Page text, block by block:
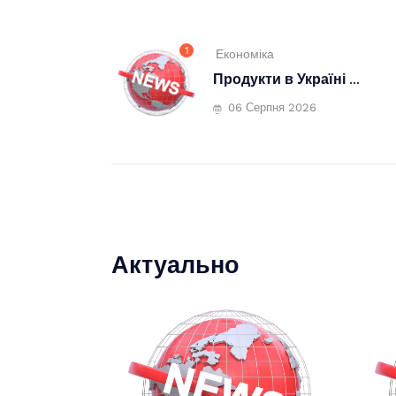
1 Економіка
Продукти в Україні ...
06 Серпня 2026
Актуально